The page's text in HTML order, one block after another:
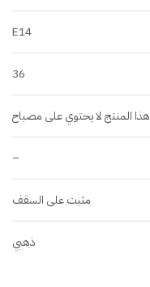
E14
36
هذا المنتج لا يحتوي على مصباح
–
مثبت على السقف
ذهبي